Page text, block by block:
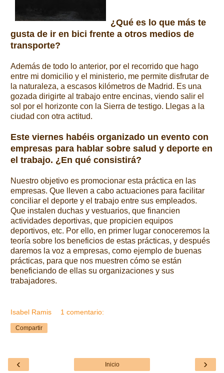
¿Qué es lo que más te
gusta de ir en bici frente a otros medios de
transporte?
Además de todo lo anterior, por el recorrido que hago
entre mi domicilio y el ministerio, me permite disfrutar de
la naturaleza, a escasos kilómetros de Madrid. Es una
gozada dirigirte al trabajo entre encinas, viendo salir el
sol por el horizonte con la Sierra de testigo. Llegas a la
ciudad con otra actitud.
Este viernes habéis organizado un evento con
empresas para hablar sobre salud y deporte en
el trabajo. ¿En qué consistirá?
Nuestro objetivo es promocionar esta práctica en las
empresas. Que lleven a cabo actuaciones para facilitar
conciliar el deporte y el trabajo entre sus empleados.
Que instalen duchas y vestuarios, que financien
actividades deportivas, que propicien equipos
deportivos, etc. Por ello, en primer lugar conoceremos la
teoría sobre los beneficios de estas prácticas, y después
daremos la voz a empresas, como ejemplo de buenas
prácticas, para que nos muestren cómo se están
beneficiando de ellas su organizaciones y sus
trabajadores.
Isabel Ramis 1 comentario:
Compartir
‹ ›
Inicio